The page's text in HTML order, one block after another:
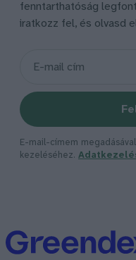
fenntarthatóság
iratkozz fel, és olvasd
E-mail-címem
kezeléséhez.